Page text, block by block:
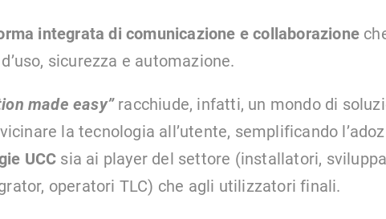
integrata di comunicazione e collaborazione
sicurezza e automazione.
made easy”racchiude, infatti, un mondo di
la tecnologia all’utente, semplificando
UCC sia ai player del settore (installatori,
operatori TLC) che agli utilizzatori finali.